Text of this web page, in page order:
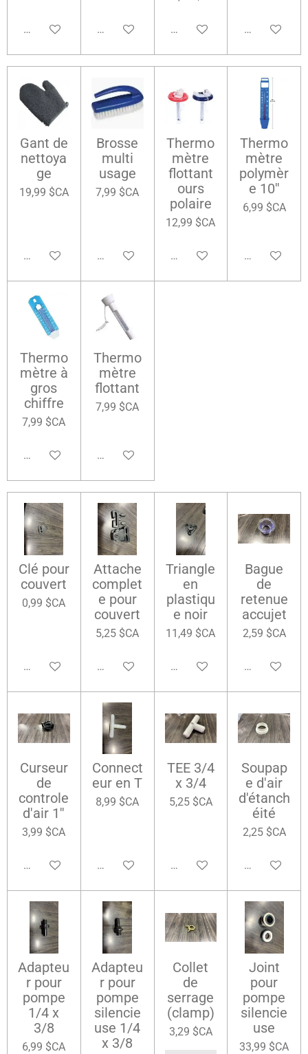
Ajouter au panierAjouter au panierAjouter au panierAjouter au
Gant de
nettoya
ge
19,99 $CA
Ajouter au panier
Brosse
multi
usage
7,99 $CA
Ajouter au panier
Thermo
mètre
flottant
ours
polaire
12,99 $CA
Ajouter au panier
Thermo
mètre
polymèr
e 10''
6,99 $CA
Ajouter au
Thermo
mètre à
gros
chiffre
7,99 $CA
Ajouter au panier
Thermo
mètre
flottant
7,99 $CA
Ajouter au panier
Clé pour
couvert
0,99 $CA
Ajouter au panier
Attache
complet
e pour
couvert
5,25 $CA
Ajouter au panier
Triangle
en
plastiqu
e noir
11,49 $CA
Ajouter au panier
Bague
de
retenue
accujet
2,59 $CA
Ajouter au
Curseur
de
controle
d'air 1''
3,99 $CA
Ajouter au panier
Connect
eur en T
8,99 $CA
Ajouter au panier
TEE 3/4
x 3/4
5,25 $CA
Ajouter au panier
Soupap
e d'air
d'étanch
éité
2,25 $CA
Ajouter au
Adapteu
r pour
pompe
1/4 x
3/8
6,99 $CA
Adapteu
r pour
pompe
silencie
use 1/4
x 3/8
Collet
de
serrage
(clamp)
3,29 $CA
Joint
pour
pompe
silencie
use
33,99 $CA